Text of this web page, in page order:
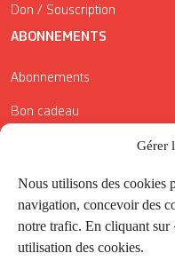
Gérer
Nous utilisons des cookies
navigation, concevoir des
notre trafic. En cliquant sur
utilisation des cookies.
Don / Souscription
ABONNEMENTS
Abonnements
Bon cadeau
Conditions générales de
Réductions de la Carte Côté
Application